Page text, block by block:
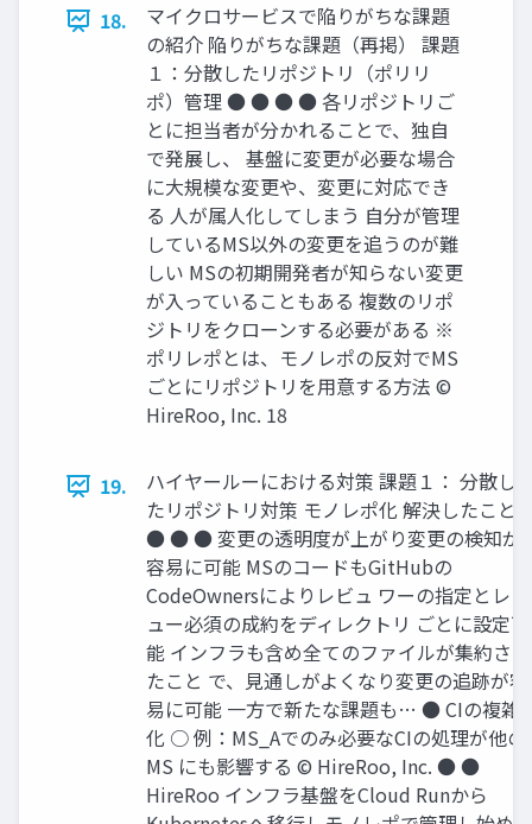
18.
マイクロサービスで陥りがちな課題
の紹介 陥りがちな課題（再掲） 課題
１：分散したリポジトリ（ポリリ
ポ）管理 ● ● ● ● 各リポジトリご
とに担当者が分かれることで、独自
で発展し、 基盤に変更が必要な場合
に大規模な変更や、変更に対応でき
る 人が属人化してしまう 自分が管理
しているMS以外の変更を追うのが難
しい MSの初期開発者が知らない変更
が入っていることもある 複数のリポ
ジトリをクローンする必要がある ※
ポリレポとは、モノレポの反対でMS
ごとにリポジトリを用意する方法 ©
HireRoo, Inc. 18
19.
ハイヤールーにおける対策 課題１： 分散し
たリポジトリ対策 モノレポ化 解決したこと
● ● ● 変更の透明度が上がり変更の検知が
容易に可能 MSのコードもGitHubの
CodeOwnersによりレビュ ワーの指定とレビ
ュー必須の成約をディレクトリ ごとに設定可
能 インフラも含め全てのファイルが集約され
たこと で、見通しがよくなり変更の追跡が容
易に可能 一方で新たな課題も… ● CIの複雑
化 ○ 例：MS_Aでのみ必要なCIの処理が他の
MS にも影響する © HireRoo, Inc. ● ●
HireRoo インフラ基盤をCloud Runから